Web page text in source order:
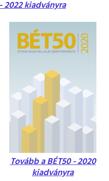
2022 kiadványra
Tovább a BÉT50 - 2020
kiadványra